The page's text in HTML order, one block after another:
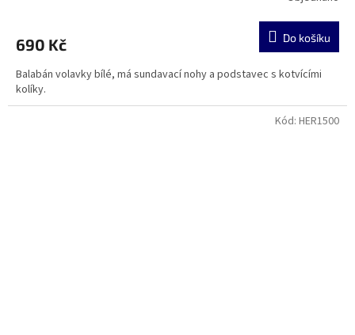
690 Kč Do košíku
Balabán volavky bílé, má sundavací nohy a podstavec s kotvícími
kolíky.
Kód: HER1500